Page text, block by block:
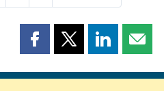
Partager
page
Partager
page
Partager
page page